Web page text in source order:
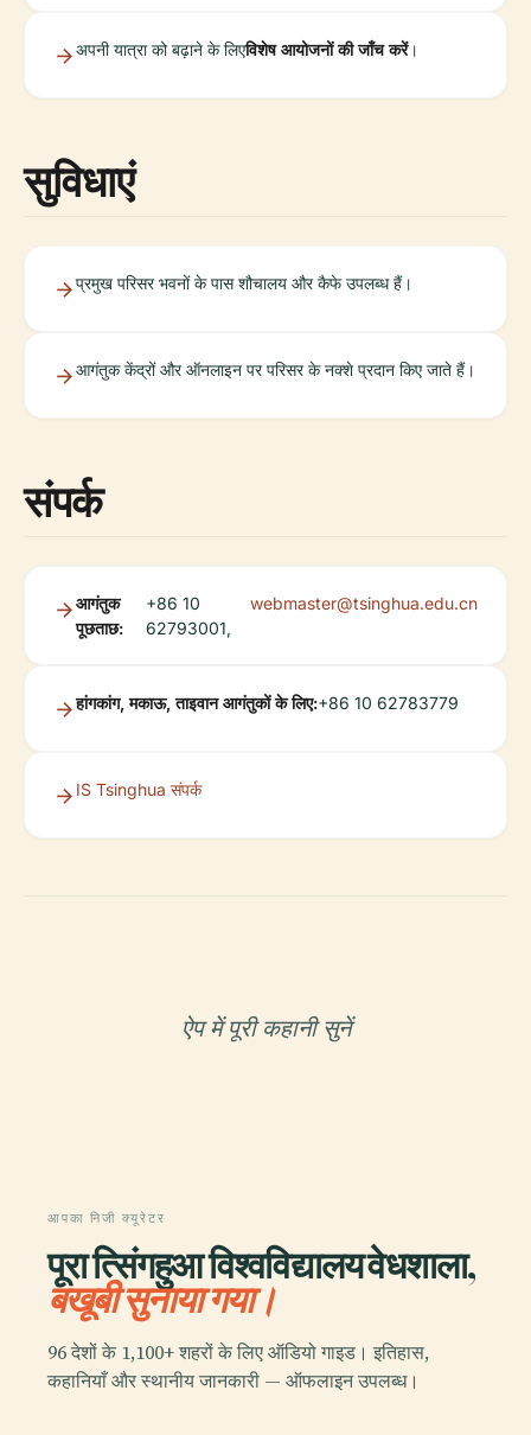
अपनी यात्रा को बढ़ाने के लिएविशेष आयोजनों की जाँच करें।
सुविधाएं
प्रमुख परिसर भवनों के पास शौचालय और कैफे उपलब्ध हैं।
आगंतुक केंद्रों और ऑनलाइन पर परिसर के नक्शे प्रदान किए जाते हैं।
संपर्क
आगंतुक
पूछताछ:
+86 10
62793001,
webmaster@tsinghua.edu.cn
हांगकांग, मकाऊ, ताइवान आगंतुकों के लिए:+86 10 62783779
IS Tsinghua संपर्क
ऐप में पूरी कहानी सुनें
आपका निजी क्यूरेटर
पूरा त्सिंगहुआ विश्वविद्यालय वेधशाला,
बखूबी सुनाया गया।
96 देशों के 1,100+ शहरों के लिए ऑडियो गाइड। इतिहास,
कहानियाँ और स्थानीय जानकारी — ऑफलाइन उपलब्ध।